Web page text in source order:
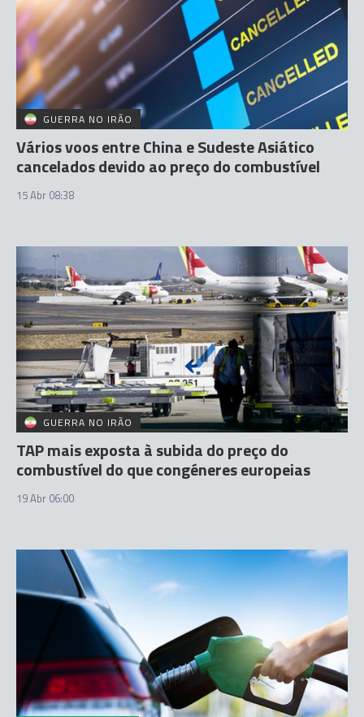
GUERRA NO IRÃO
Vários voos entre China e Sudeste Asiático
cancelados devido ao preço do combustível
15 Abr 08:38
GUERRA NO IRÃO
TAP mais exposta à subida do preço do
combustível do que congéneres europeias
19 Abr 06:00